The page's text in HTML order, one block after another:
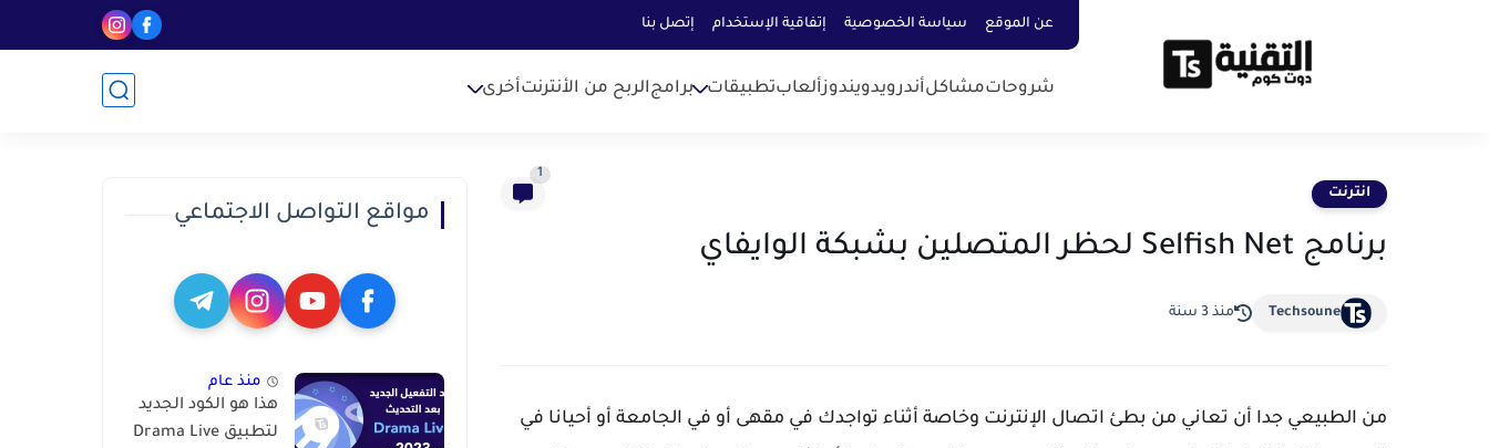
عن الموقع سياسة الخصوصية إتفاقية الإستخدام إتصل بنا
شروحاتمشاكلأندرويدويندوزألعابتطبيقات برامجالربح من الأنترنتأخرى
انترنت
1
برنامج Selfish Net لحظر المتصلين بشبكة الوايفاي
Techsoune منذ 3 سنة
من الطبيعي جدا أن تعاني من بطئ اتصال الإنترنت وخاصة أثناء تواجدك في مقهى أو في الجامعة أو أحيانا في
مواقع التواصل الاجتماعي
منذ عام
هذا هو الكود الجديد
لتطبيق Drama Live